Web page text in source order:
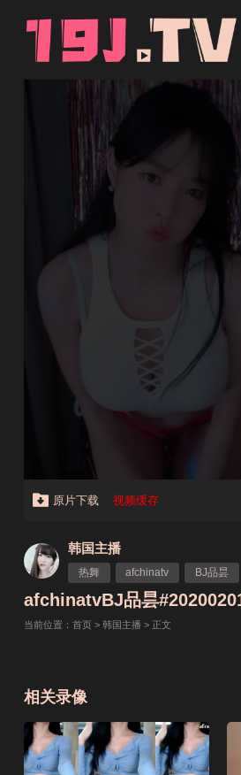
原片下载 视频缓存
韩国主播
热舞 afchinatv BJ品昙
afchinatvBJ品昙
当前位置： 首页 > 韩国主播 > 正文
相关录像